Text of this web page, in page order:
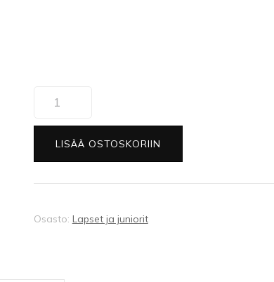
(04)
LISÄÄ OSTOSKORIIN
Osasto: Lapset ja juniorit